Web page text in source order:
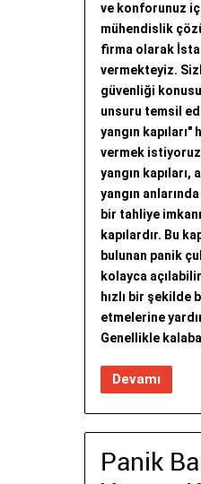
ve konforunuz
mühendislik
firma olarak
vermekteyiz.
güvenliği
unsuru temsil
yangın kapıları"
vermek
yangın
yangın
bir tahliye
kapılardır. Bu
bulunan panik
kolayca
hızlı bir şekilde
etmelerine
Genellikle
Devamı
Panik